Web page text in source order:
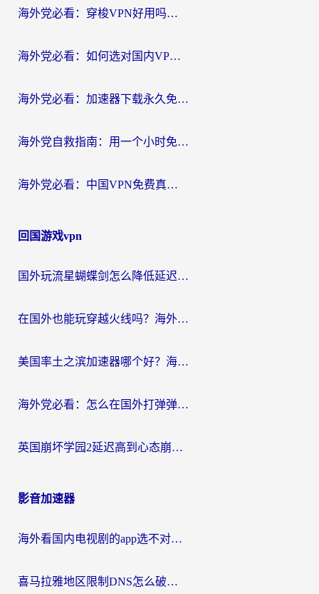
海外党必看：穿梭VPN好用吗？和云帆VPN对比哪个回国效果更好？附真实测评+避坑指南
海外党必看：如何选对国内VPN，实现无缝访问国内资源？
海外党必看：加速器下载永久免费版真的存在吗？教你无缝访问国内资源的正确姿势
海外党自救指南：用一个小时免费加速器，轻松打破国内资源访问壁垒？
海外党必看：中国VPN免费真的靠谱吗？手把手教你选对回国加速器
回国游戏vpn
国外玩流星蝴蝶剑怎么降低延迟？海外党必看的加速秘籍（含欧洲鸣潮&彩虹岛优化攻略）
在国外也能玩穿越火线吗？海外玩家国服游戏畅玩终极指南
美国率土之滨加速器哪个好？海外党国服游戏畅玩终极指南（附多游戏解决方案）
海外党必看：怎么在国外打弹弹堂不卡？番茄加速器亲测指南
英国崩坏学园2延迟高到心态崩？海外党国服游戏加速终极指南
影音加速器
海外看国内电视剧的app选不对？这份回国加速器避坑指南帮你流畅追剧
喜马拉雅地区限制DNS怎么破？海外党听国内音乐听书的终极解决方案